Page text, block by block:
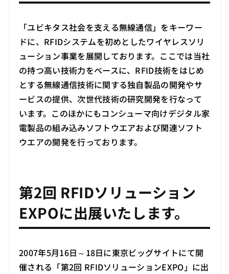
「ユビキタス社会を支える無線通信」をキーワー
ドに、RFIDシステムを初めとしたワイヤレスソリ
ューション事業を展開しております。ここでは当社
の持つ高い技術力をベースに、RFID技術をはじめ
とする無線通信技術に関する独自製品の開発やサ
ービスの提供、次世代技術の研究開発を行なって
います。このほかにもコンシューマ向けデジタル家
電製品の組み込みソフトウエアおよび関連ソフト
ウエアの開発を行っております。
第2回 RFIDソリューション
EXPOに出展いたします。
2007年5月16日～18日に東京ビッグサイトにて開
催される「第2回 RFIDソリューションEXPO」に出